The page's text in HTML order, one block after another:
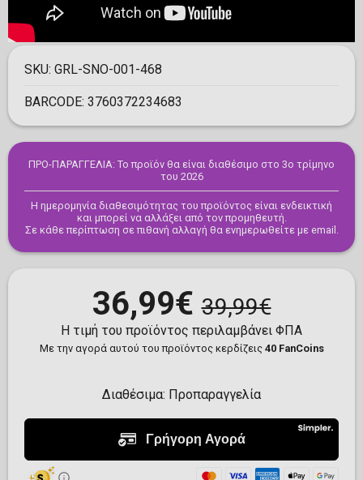
SKU: GRL-SNO-001-468
BARCODE: 3760372234683
ΠΡΟ-ΠΑΡΑΓΓΕΛΙΑ: Το προϊόν θα είναι διαθέσιμο στο 3ο τρίμηνο
του 2026
Η ημερομηνία διαθεσιμότητας του προϊόντος είναι ενδεικτική
και μπορεί να αλλάξει από τον προμηθευτή.
Σε κάθε περίπτωση σε πιθανή αλλαγή θα ενημερωθείτε με email.
36,99€ 39,99€
Η τιμή του προϊόντος περιλαμβάνει ΦΠΑ
Με την αγορά αυτού του προϊόντος κερδίζεις 40 FanCoins
Διαθέσιμα: Προπαραγγελία